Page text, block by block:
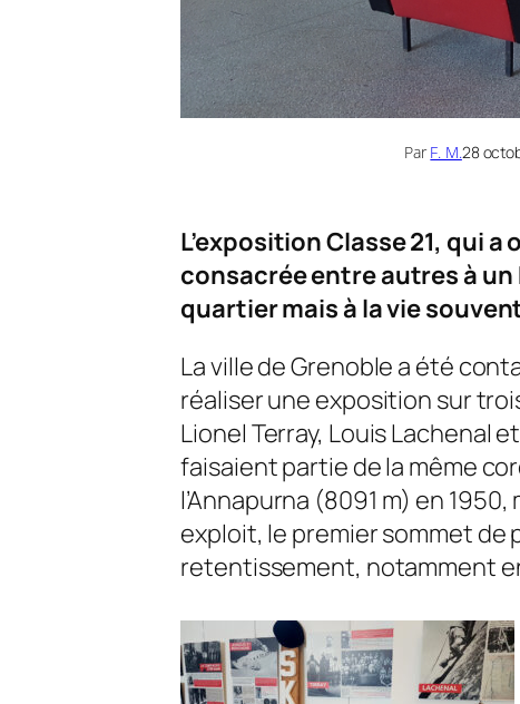
ParF. M.28
L’exposition Classe 21, qui
consacrée entre autres à
quartier mais à la vie
La ville de Grenoble a été
réaliser une exposition sur
Lionel Terray, Louis Lachenal
faisaient partie de la même
l’Annapurna (8091 m) en
exploit, le premier sommet de
retentissement, notamment